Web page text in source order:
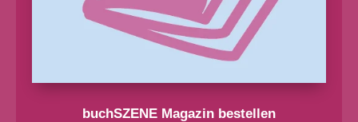
buchSZENE Magazin bestellen